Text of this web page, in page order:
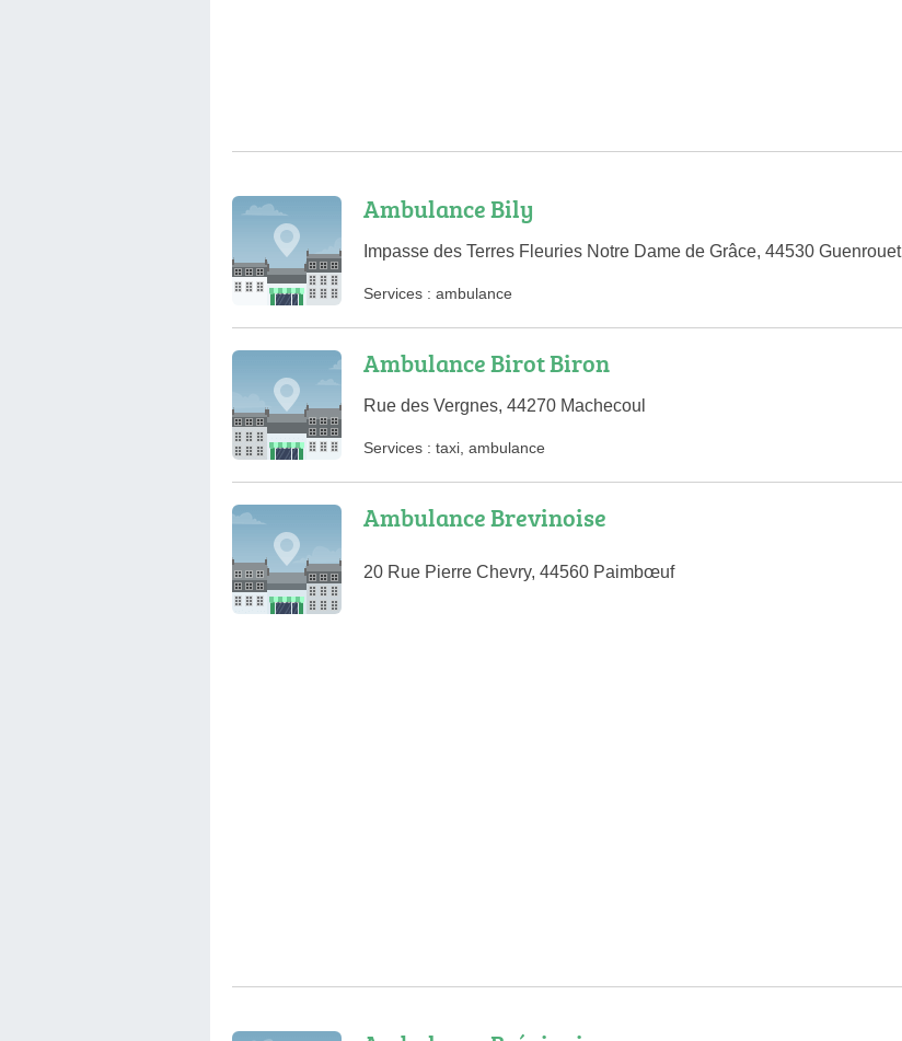
Ambulance Bily
Impasse des Terres Fleuries Notre Dame de Grâce, 44530 Guenrouet
Services : ambulance
Ambulance Birot Biron
Rue des Vergnes, 44270 Machecoul
Services : taxi ambulance
Ambulance Brevinoise
20 Rue Pierre Chevry, 44560 Paimbœuf